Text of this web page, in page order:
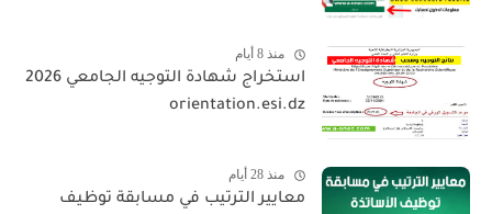
منذ 8 أيام
استخراج شهادة التوجيه الجامعي 2026
orientation.esi.dz
منذ 28 أيام
معايير الترتيب في مسابقة توظيف